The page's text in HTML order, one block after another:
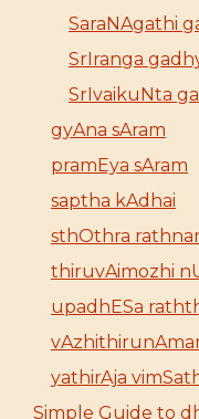
SaraNAgathi
SrIranga
SrIvaikuNta
gyAna sAram
pramEya sAram
saptha kAdhai
sthOthra
thiruvAimozhi
upadhESa
yathirAja
Simple Guide to